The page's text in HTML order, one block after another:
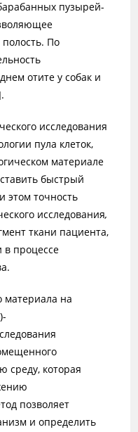
пузырей-
По
отите у собак и
исследования
пула клеток,
материале
быстрый
этом точность
исследования,
ткани пациента,
в процессе
на
среду, которая
позволяет
и определить